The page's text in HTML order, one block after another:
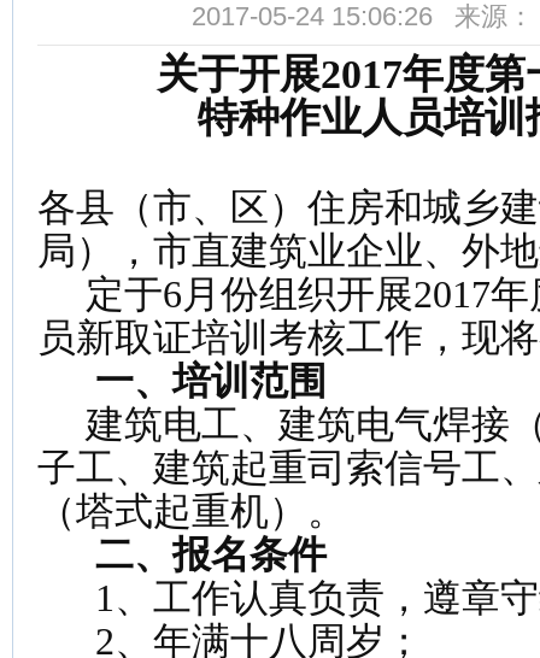
2017-05-24 15:06:26 来源
关于开展2017年度
特种作业人员培训
各县（市、区）住房和城乡
局），市直建筑业企业、外
定于6月份组织开展2017年
员新取证培训考核工作，现
一、培训范围
建筑电工、建筑电气焊接
子工、建筑起重司索信号工
（塔式起重机）。
二、报名条件
1、工作认真负责，遵章
2、年满十八周岁；